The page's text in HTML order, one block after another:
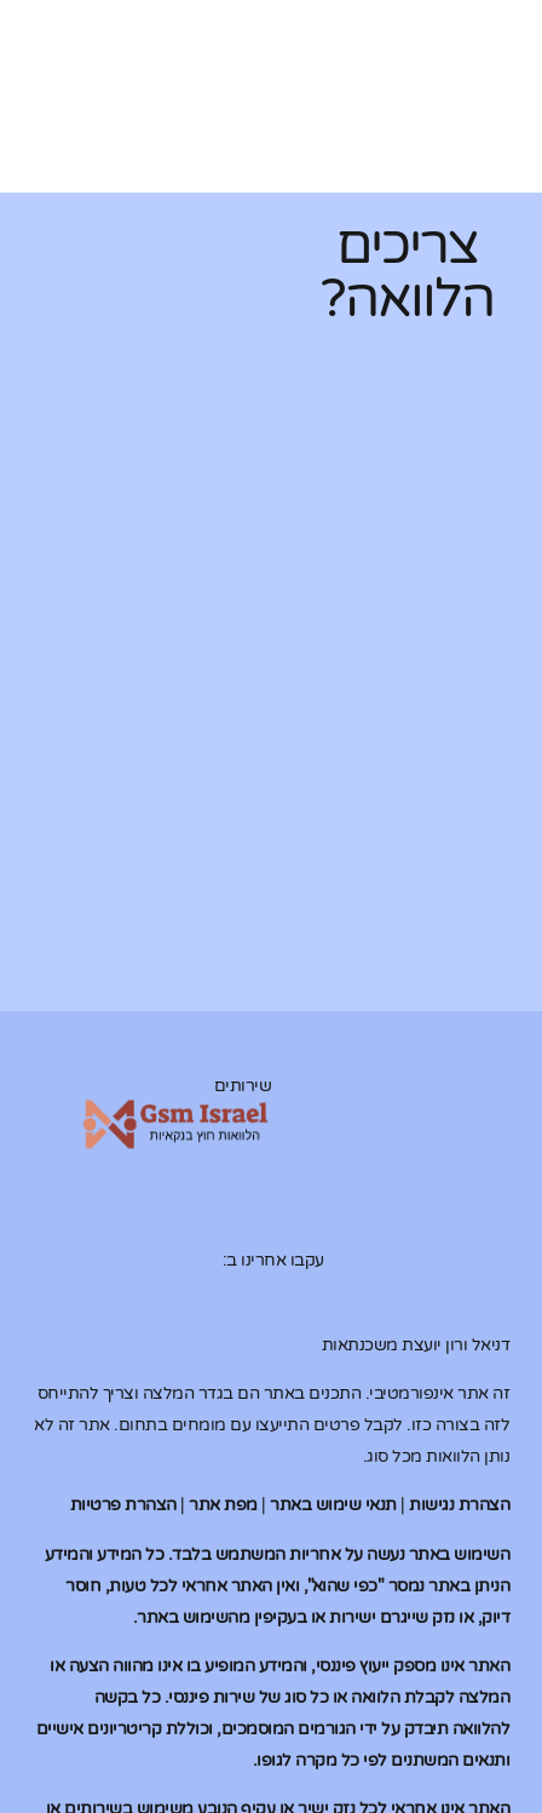
צריכים
הלוואה?
דניאל ורון יועצת משכנתאות
זה אתר אינפורמטיבי. התכנים באתר הם בגדר המלצה וצריך להתייחס
לזה בצורה כזו. לקבל פרטים התייעצו עם מומחים בתחום. אתר זה לא
נותן הלוואות מכל סוג.
הצהרת נגישות|תנאי שימוש באתר|מפת אתר|הצהרת פרטיות
השימוש באתר נעשה על אחריות המשתמש בלבד. כל המידע והמידע
הניתן באתר נמסר "כפי שהוא", ואין האתר אחראי לכל טעות, חוסר
דיוק, או נזק שייגרם ישירות או בעקיפין מהשימוש באתר.
האתר אינו מספק ייעוץ פיננסי, והמידע המופיע בו אינו מהווה הצעה או
המלצה לקבלת הלוואה או כל סוג של שירות פיננסי. כל בקשה
להלוואה תיבדק על ידי הגורמים המוסמכים, וכוללת קריטריונים אישיים
ותנאים המשתנים לפי כל מקרה לגופו.
שירותים
עקבו אחרינו ב: